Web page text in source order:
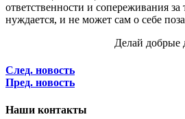
ответственности и сопереживания за
нуждается, и не может сам о себе
Делай добрые
След. новость
Пред. новость
Наши контакты